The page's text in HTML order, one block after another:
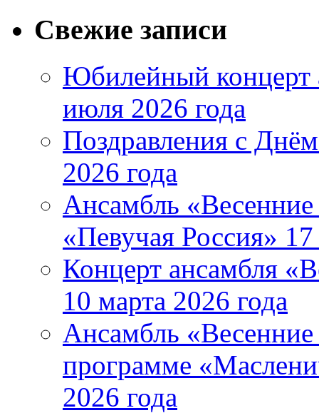
Свежие записи
Юбилейный концерт
июля 2026 года
Поздравления с
2026 года
Ансамбль «Весенние
«Певучая Россия»
Концерт ансамбля
10 марта 2026 года
Ансамбль «Весенние
программе
2026 года